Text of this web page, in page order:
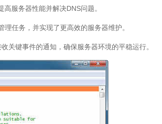
服务器性能并解决DNS问题。
任务，并实现了更高效的服务器维护。
键事件的通知，确保服务器环境的平稳运行。